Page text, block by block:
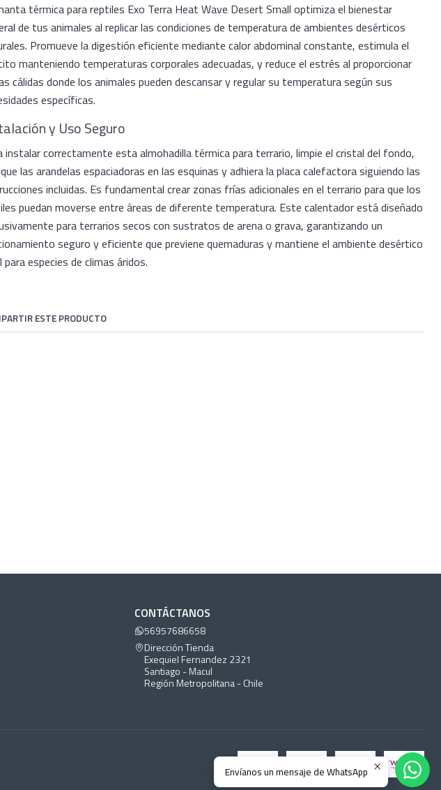
térmica para reptiles Exo Terra Heat Wave Desert Small optimiza el bienestar
de tus animales al replicar las condiciones de temperatura de ambientes desérticos
Promueve la digestión eficiente mediante calor abdominal constante, estimula el
manteniendo temperaturas corporales adecuadas, y reduce el estrés al proporcionar
cálidas donde los animales pueden descansar y regular su temperatura según sus
específicas.
y Uso Seguro
instalar correctamente esta almohadilla térmica para terrario, limpie el cristal del fondo,
las arandelas espaciadoras en las esquinas y adhiera la placa calefactora siguiendo las
incluidas. Es fundamental crear zonas frías adicionales en el terrario para que los
puedan moverse entre áreas de diferente temperatura. Este calentador está diseñado
para terrarios secos con sustratos de arena o grava, garantizando un
seguro y eficiente que previene quemaduras y mantiene el ambiente desértico
para especies de climas áridos.
ESTE PRODUCTO
CONTÁCTANOS
56957686658
Dirección Tienda
Exequiel Fernandez 2321
Santiago - Macul
Región Metropolitana - Chile
Envíanos un mensaje de WhatsApp